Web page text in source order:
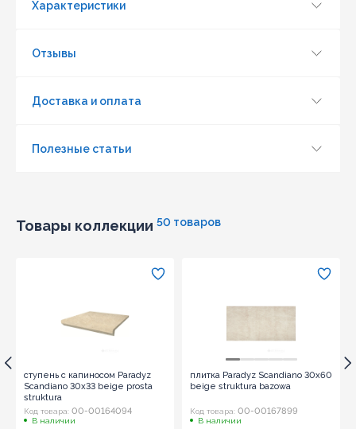
Характеристики
Отзывы
Доставка и оплата
Полезные статьи
Товары коллекции 50 товаров
ступень с капиносом Paradyz
Scandiano 30x33 beige prosta
struktura
Код товара: 00-00164094
В наличии
плитка Paradyz Scandiano 30x60
beige struktura bazowa
Код товара: 00-00167899
В наличии